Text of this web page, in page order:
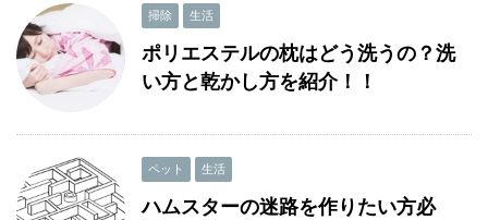
掃除 生活
ポリエステルの枕はどう洗うの？洗
い方と乾かし方を紹介！！
ペット 生活
ハムスターの迷路を作りたい方必